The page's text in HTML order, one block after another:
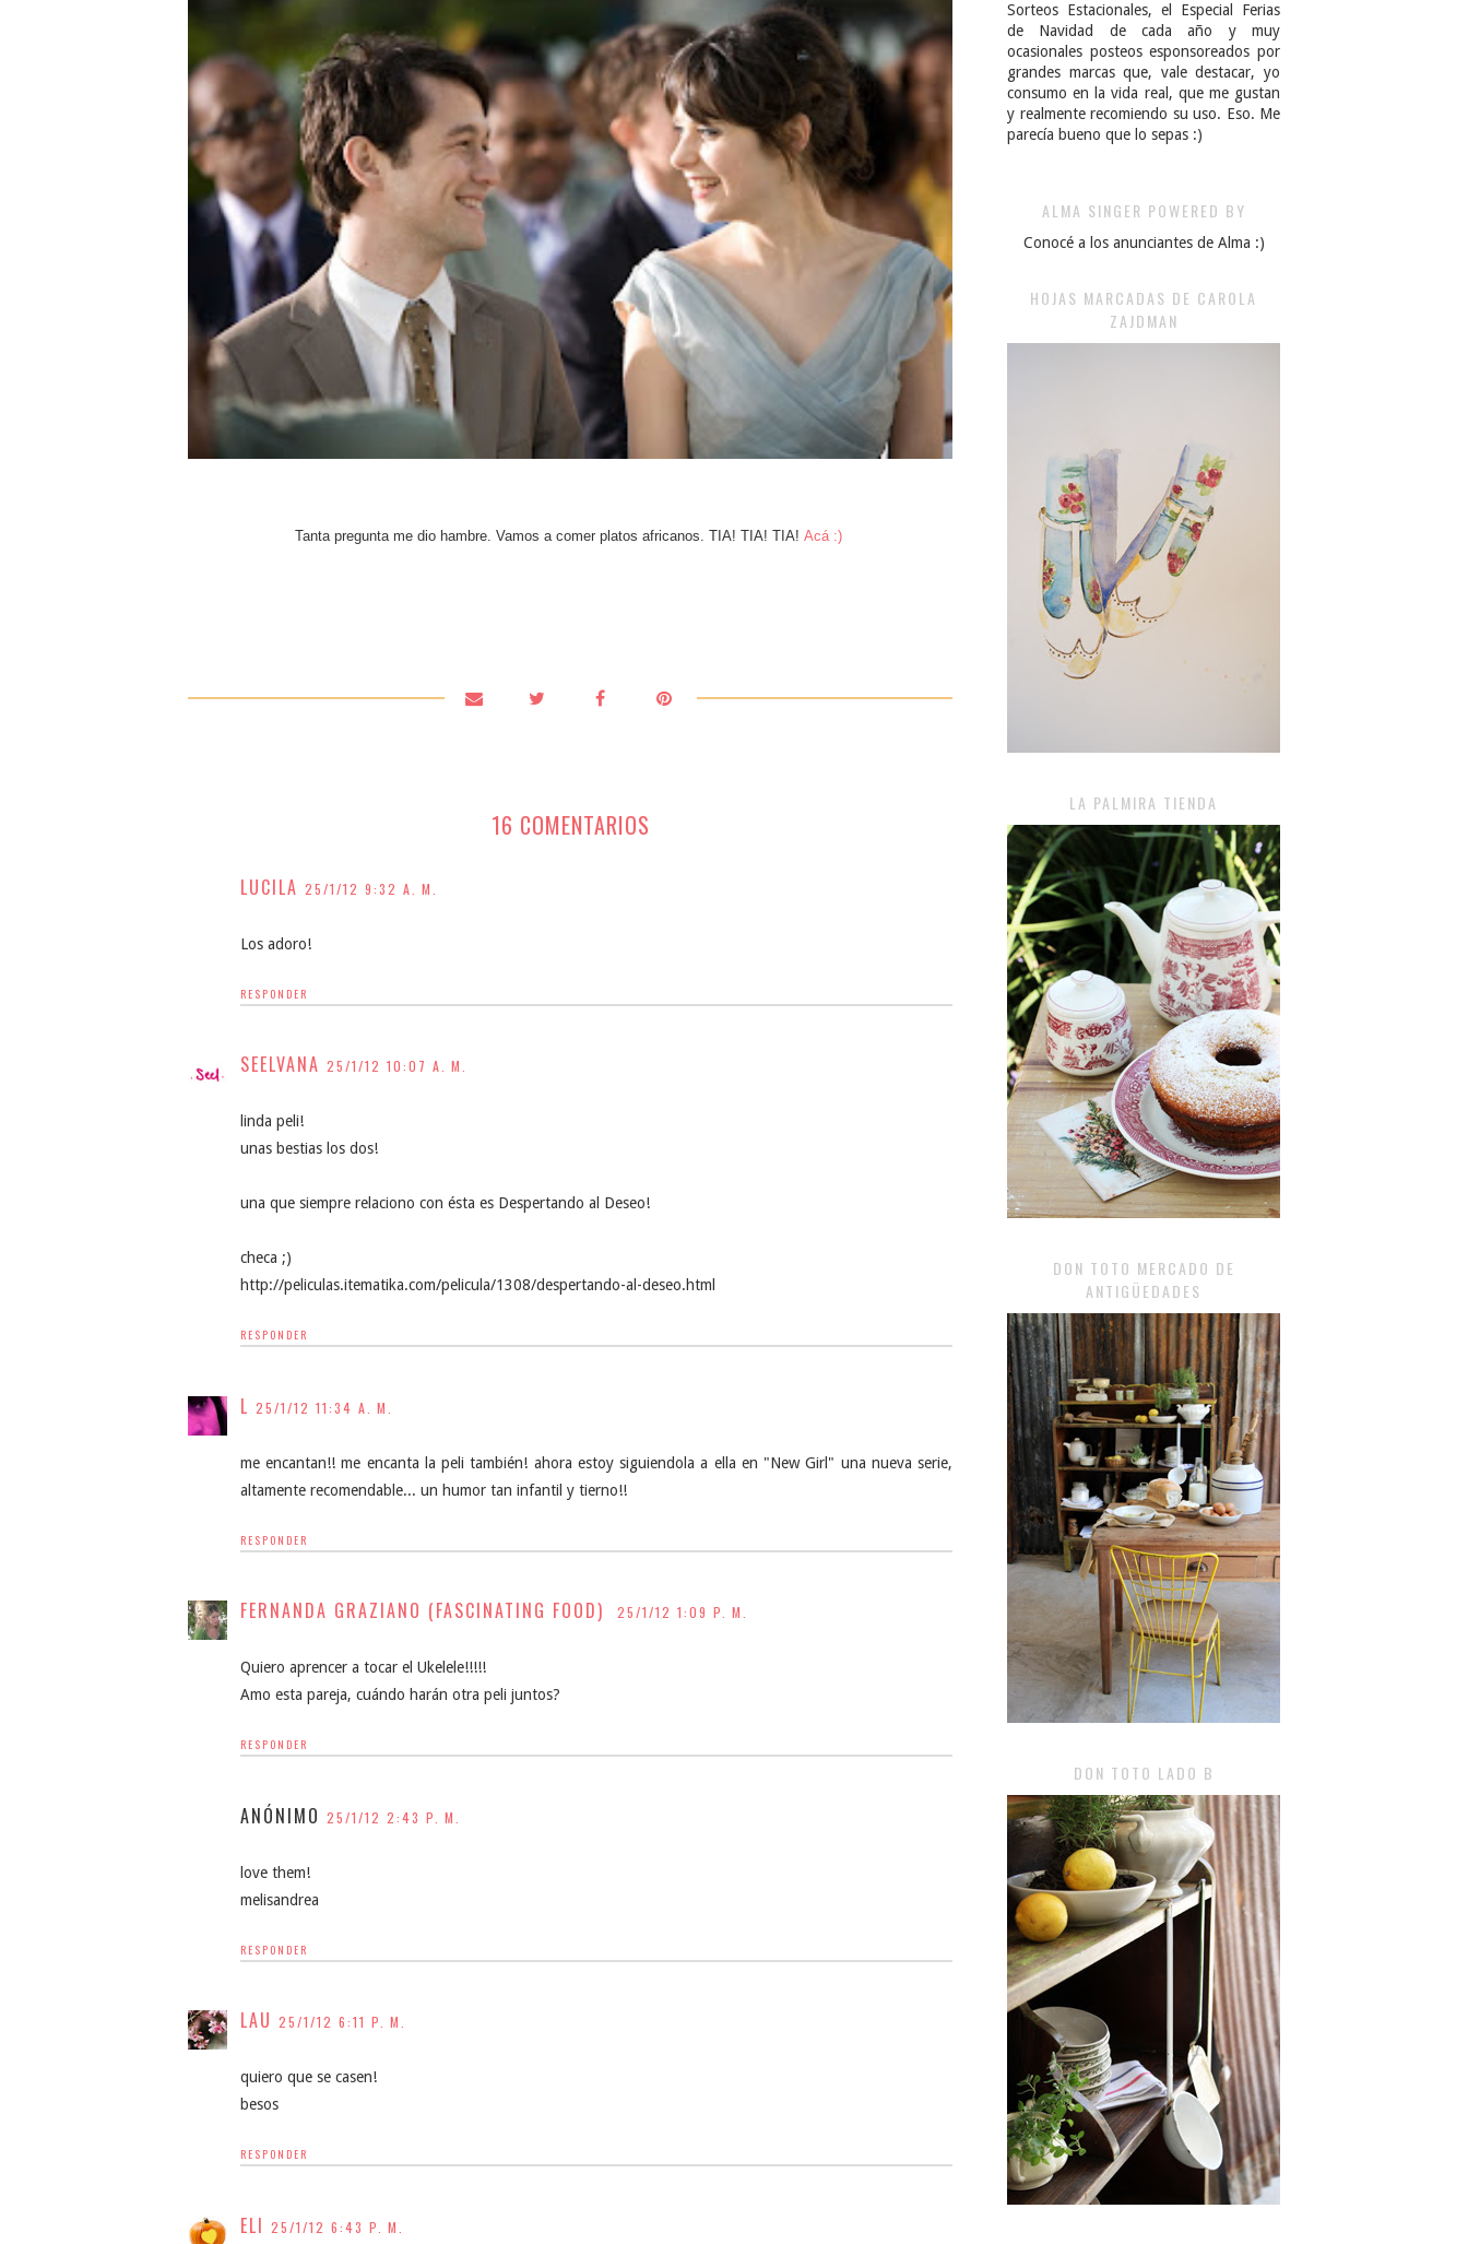
Tanta pregunta me dio hambre. Vamos a comer platos africanos. TIA! TIA! TIA! Acá :)
16 COMENTARIOS
LUCILA 25/1/12 9:32 A. M.
Los adoro!
RESPONDER
SEELVANA 25/1/12 10:07 A. M.
linda peli!
unas bestias los dos!
una que siempre relaciono con ésta es Despertando al Deseo!
checa ;)
http://peliculas.itematika.com/pelicula/1308/despertando-al-deseo.html
RESPONDER
L 25/1/12 11:34 A. M.
me encantan!! me encanta la peli también! ahora estoy siguiendola a ella en "New Girl" una nueva serie,
altamente recomendable... un humor tan infantil y tierno!!
RESPONDER
FERNANDA GRAZIANO (FASCINATING FOOD) 25/1/12 1:09 P. M.
Quiero aprencer a tocar el Ukelele!!!!!
Amo esta pareja, cuándo harán otra peli juntos?
RESPONDER
ANÓNIMO 25/1/12 2:43 P. M.
love them!
melisandrea
RESPONDER
LAU 25/1/12 6:11 P. M.
quiero que se casen!
besos
RESPONDER
ELI 25/1/12 6:43 P. M.
Sorteos Estacionales, el Especial Ferias
de Navidad de cada año y muy
ocasionales posteos esponsoreados por
grandes marcas que, vale destacar, yo
consumo en la vida real, que me gustan
y realmente recomiendo su uso. Eso. Me
parecía bueno que lo sepas :)
ALMA SINGER POWERED BY
Conocé a los anunciantes de Alma :)
HOJAS MARCADAS DE CAROLA
ZAJDMAN
LA PALMIRA TIENDA
DON TOTO MERCADO DE
ANTIGÜEDADES
DON TOTO LADO B